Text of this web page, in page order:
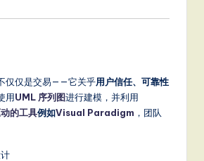
仅仅是交易——它关乎用户信任、可靠性
用UML 序列图进行建模，并利用
的工具例如Visual Paradigm ，团队